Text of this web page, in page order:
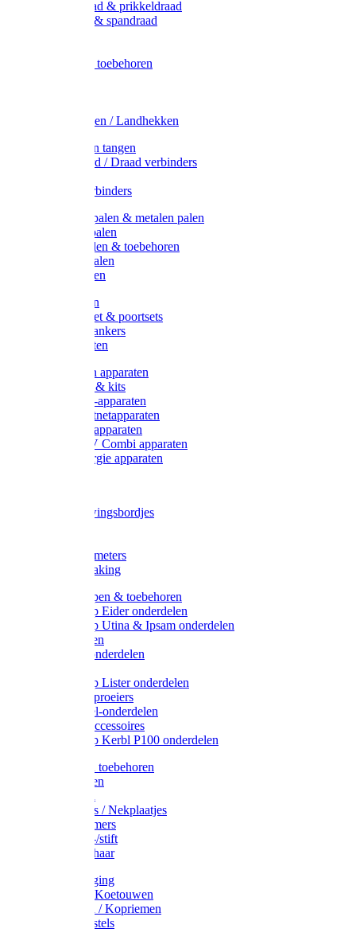
Metaal draad & prikkeldraad
Binddraad & spandraad
Afrasternet toebehoren
Weidehekken / Landhekken
Spanners en tangen
Lint / Koord / Draad verbinders
Litzclip verbinders
Recycling palen & metalen palen
Kunststof palen
T-Post t-palen & toebehoren
Glasfiber palen
Houten palen
Poortgrepen
Doorgangset & poortsets
Poortgreepankers
Weidepoorten
Onderdelen apparaten
Starter sets & kits
9V Batterij-apparaten
230V Lichtnetapparaten
12V Accu-apparaten
230V / 12V Combi apparaten
Zonne-energie apparaten
Waarschuwingsbordjes
Wegers en meters
Video bewaking
Weidepompen & toebehoren
Weidepomp Eider onderdelen
Weidepomp Utina & Ipsam onderdelen
Drinkbakken
Drinkbak onderdelen
Weidepomp Lister onderdelen
Nippels / Sproeiers
Drinknippel-onderdelen
Drinkbak accessoires
Weidepomp Kerbl P100 onderdelen
Oormerken toebehoren
Enkelbanden
Halsplaatjes / Nekplaatjes
Kokernummers
Merkspray-/stift
Veemerkschaar
Uierverzorging
Halsters & Koetouwen
Halsriemen / Kopriemen
Koerugborstels